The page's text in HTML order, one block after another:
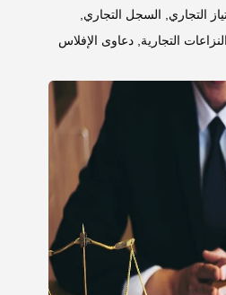
التجاري السجل التجاري
النزاعات التجارية دعاوى الإفلاس